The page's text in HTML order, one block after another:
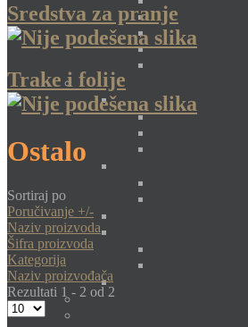
Sredstva za pranje
Trake i folije
Ostalo
Sortiraj po
Poručivanje +/-
Naziv proizvoda
Šifra proizvoda
Kategorija
Naziv proizvođača
Rezultati 1 - 2 od 2